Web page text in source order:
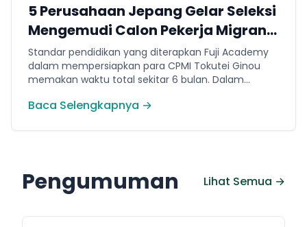
5 Perusahaan Jepang Gelar Seleksi
Mengemudi Calon Pekerja Migran
Jembrana
Standar pendidikan yang diterapkan Fuji Academy
dalam mempersiapkan para CPMI Tokutei Ginou
memakan waktu total sekitar 6 bulan. Dalam
menguasai sejumlah kompetensi. Seperti
(internal Fuji Academy). Sertifikasi resmi bahasa
Jepang.
Baca Selengkapnya →
Pengumuman Lihat Semua →